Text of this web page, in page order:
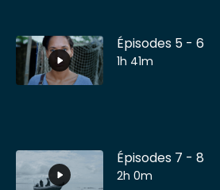
Épisodes 5 - 6
1h 41m
Épisodes 7 - 8
2h 0m